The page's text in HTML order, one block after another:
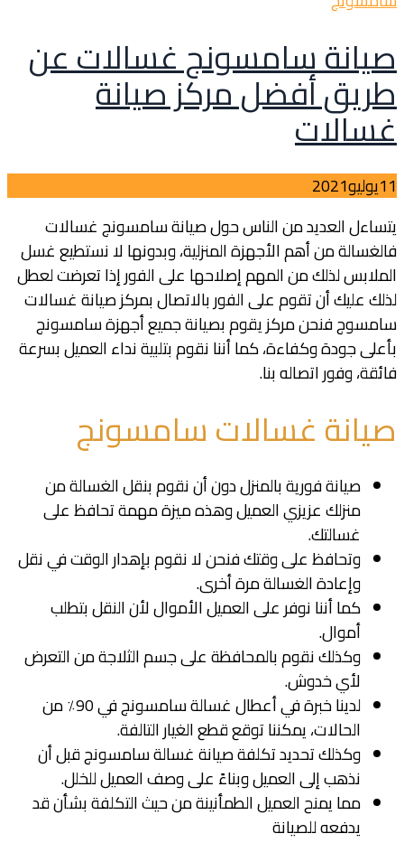
صيانة سامسونج غسالات عن
طريق أفضل مركز صيانة
غسالات
11يوليو2021
يتساءل العديد من الناس حول صيانة سامسونج غسالات
فالغسالة من أهم الأجهزة المنزلية، وبدونها لا نستطيع غسل
الملابس لذلك من المهم إصلاحها على الفور إذا تعرضت لعطل
لذلك عليك أن تقوم على الفور بالاتصال بمركز صيانة غسالات
سامسوج فنحن مركز يقوم بصيانة جميع أجهزة سامسونج
بأعلى جودة وكفاءة، كما أننا نقوم بتلبية نداء العميل بسرعة
فائقة، وفور اتصاله بنا.
صيانة غسالات سامسونج
صيانة فورية بالمنزل دون أن نقوم بنقل الغسالة من
منزلك عزيزي العميل وهذه ميزة مهمة تحافظ على
غسالتك.
وتحافظ على وقتك فنحن لا نقوم بإهدار الوقت في نقل
وإعادة الغسالة مرة أخرى.
كما أننا نوفر على العميل الأموال لأن النقل بتطلب
أموال.
وكذلك نقوم بالمحافظة على جسم الثلاجة من التعرض
لأي خدوش.
لدينا خبرة في أعطال غسالة سامسونج في 90٪ من
الحالات، يمكننا توقع قطع الغيار التالفة.
وكذلك تحديد تكلفة صيانة غسالة سامسونج قبل أن
نذهب إلى العميل وبناءً على وصف العميل للخلل.
مما يمنح العميل الطمأنينة من حيث التكلفة بشأن قد
يدفعه للصيانة